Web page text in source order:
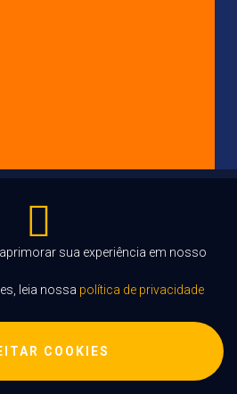
EM PARCERIA COM
TECHNOLOGY
sua experiência em nosso
leia nossa política de privacidade
COOKIES